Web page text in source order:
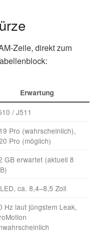
Zeile, direkt zum
Erwartung
/ J511
Pro (wahrscheinlich),
Pro (möglich)
GB erwartet (aktuell 8
ca. 8,4–8,5 Zoll
Hz laut jüngstem Leak,